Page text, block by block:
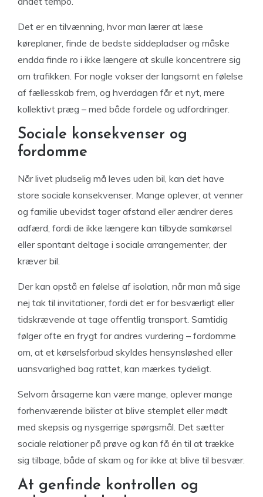
Det er en tilvænning, hvor man lærer at læse
køreplaner, finde de bedste siddepladser og måske
endda finde ro i ikke længere at skulle koncentrere sig
om trafikken. For nogle vokser der langsomt en følelse
af fællesskab frem, og hverdagen får et nyt, mere
kollektivt præg – med både fordele og udfordringer.
Sociale konsekvenser og
fordomme
Når livet pludselig må leves uden bil, kan det have
store sociale konsekvenser. Mange oplever, at venner
og familie ubevidst tager afstand eller ændrer deres
adfærd, fordi de ikke længere kan tilbyde samkørsel
eller spontant deltage i sociale arrangementer, der
kræver bil.
Der kan opstå en følelse af isolation, når man må sige
nej tak til invitationer, fordi det er for besværligt eller
tidskrævende at tage offentlig transport. Samtidig
følger ofte en frygt for andres vurdering – fordomme
om, at et kørselsforbud skyldes hensynsløshed eller
uansvarlighed bag rattet, kan mærkes tydeligt.
Selvom årsagerne kan være mange, oplever mange
forhenværende bilister at blive stemplet eller mødt
med skepsis og nysgerrige spørgsmål. Det sætter
sociale relationer på prøve og kan få én til at trække
sig tilbage, både af skam og for ikke at blive til besvær.
At genfinde kontrollen og